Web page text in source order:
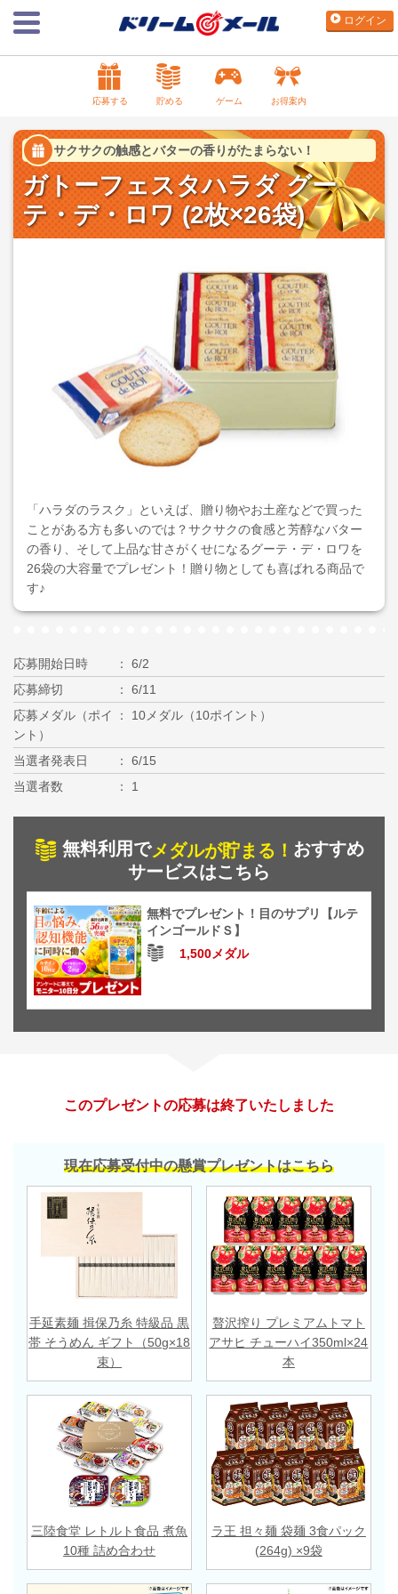
ログイン
応募する 貯める ゲーム お得案内
サクサクの触感とバターの香りがたまらない！
ガトーフェスタハラダ グー
テ・デ・ロワ (2枚×26袋)
「ハラダのラスク」といえば、贈り物やお土産などで買った
ことがある方も多いのでは？サクサクの食感と芳醇なバター
の香り、そして上品な甘さがくせになるグーテ・デ・ロワを
26袋の大容量でプレゼント！贈り物としても喜ばれる商品で
す♪
応募開始日時
6/2
応募締切
6/11
応募メダル（ポイ
ント）
10メダル（10ポイント）
当選者発表日
6/15
当選者数
1
無料利用でメダルが貯まる！ おすすめ
サービスはこちら
無料でプレゼント！目のサプリ【ルテ
インゴールドＳ】
1,500メダル
このプレゼントの応募は終了いたしました
現在応募受付中の懸賞プレゼントはこちら
手延素麺 揖保乃糸 特級品 黒
帯 そうめん ギフト（50g×18
束）
贅沢搾り プレミアムトマト
アサヒ チューハイ350ml×24
本
三陸食堂 レトルト食品 煮魚
10種 詰め合わせ
ラ王 担々麺 袋麺 3食パック
(264g) ×9袋